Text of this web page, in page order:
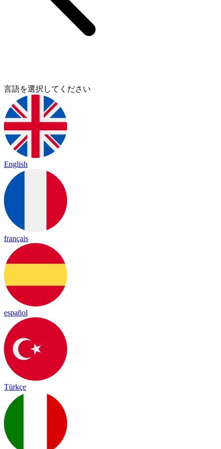
言語を選択してください
English
français
español
Türkçe